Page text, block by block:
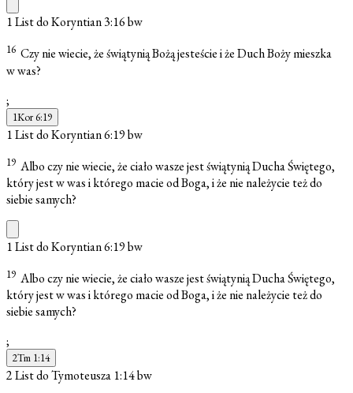
1 List do Koryntian 3:16bw
16 Czy nie wiecie, że świątynią Bożą jesteście i że Duch Boży mieszka
w was?
;
1Kor 6:19
1 List do Koryntian 6:19bw
19 Albo czy nie wiecie, że ciało wasze jest świątynią Ducha Świętego,
który jest w was i którego macie od Boga, i że nie należycie też do
siebie samych?
1 List do Koryntian 6:19bw
19 Albo czy nie wiecie, że ciało wasze jest świątynią Ducha Świętego,
który jest w was i którego macie od Boga, i że nie należycie też do
siebie samych?
;
2Tm 1:14
2 List do Tymoteusza 1:14bw